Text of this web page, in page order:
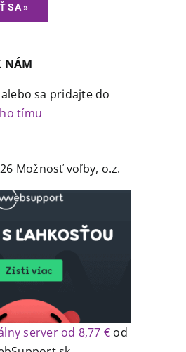
SA »
NÁM
alebo sa pridajte do
tímu
Možnosť voľby, o.z.
server od 8,77 € od